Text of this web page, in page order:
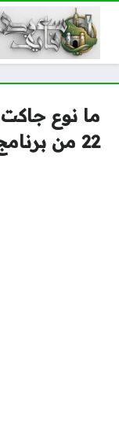
ما نوع جاكت
22 من برنامج رامز إيلون مصر